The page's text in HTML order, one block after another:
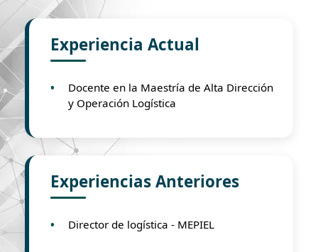
Experiencia Actual
Docente en la Maestría de Alta Dirección
y Operación Logística
Experiencias Anteriores
Director de logística - MEPIEL